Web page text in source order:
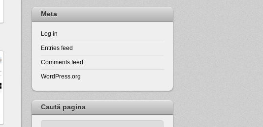
Meta
Log in
Entries feed
Comments feed
WordPress.org
Caută pagina